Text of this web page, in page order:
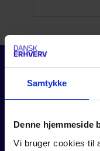
Samtykke
Denne hjemmeside
Vi bruger cookies til
FOR